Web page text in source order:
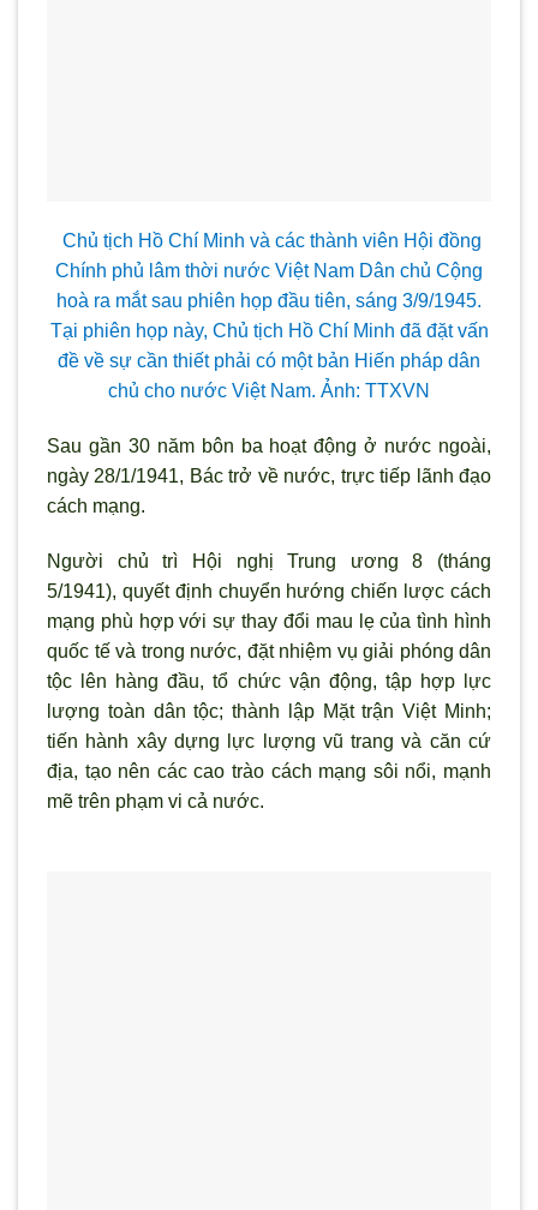
Chủ tịch Hồ Chí Minh và các thành viên Hội đồng
Chính phủ lâm thời nước Việt Nam Dân chủ Cộng
hoà ra mắt sau phiên họp đầu tiên, sáng 3/9/1945.
Tại phiên họp này, Chủ tịch Hồ Chí Minh đã đặt vấn
đề về sự cần thiết phải có một bản Hiến pháp dân
chủ cho nước Việt Nam. Ảnh: TTXVN
Sau gần 30 năm bôn ba hoạt động ở nước ngoài,
ngày 28/1/1941, Bác trở về nước, trực tiếp l ãnh đạo
cách mạng.
Người chủ trì Hội nghị Trung ương 8 (tháng
5/1941), quyết định chuyển hướng chiến lược cách
mạng phù hợp với sự thay đổi mau lẹ của tình hình
quốc tế và trong nước, đặt nhiệm vụ giải phóng dân
tộc lên hàng đầu, tổ chức vận động, tập hợp lực
lượng toàn dân tộc; thành lập Mặt trận Việt Minh;
tiến hành xây dựng lực lượng vũ trang và căn cứ
địa, tạo nên các cao trào cách mạng sôi nổi, mạnh
mẽ trên phạm vi cả nước.